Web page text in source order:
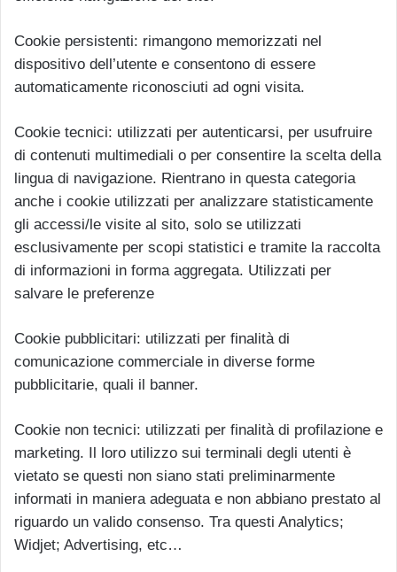
Cookie persistenti: rimangono memorizzati nel
dispositivo dell’utente e consentono di essere
automaticamente riconosciuti ad ogni visita.
Cookie tecnici: utilizzati per autenticarsi, per usufruire
di contenuti multimediali o per consentire la scelta della
lingua di navigazione. Rientrano in questa categoria
anche i cookie utilizzati per analizzare statisticamente
gli accessi/le visite al sito, solo se utilizzati
esclusivamente per scopi statistici e tramite la raccolta
di informazioni in forma aggregata. Utilizzati per
salvare le preferenze
Cookie pubblicitari: utilizzati per finalità di
comunicazione commerciale in diverse forme
pubblicitarie, quali il banner.
Cookie non tecnici: utilizzati per finalità di profilazione e
marketing. Il loro utilizzo sui terminali degli utenti è
vietato se questi non siano stati preliminarmente
informati in maniera adeguata e non abbiano prestato al
riguardo un valido consenso. Tra questi Analytics;
Widjet; Advertising, etc…